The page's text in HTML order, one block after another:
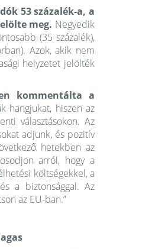
53 százalék-a, a
meg. Negyedik
(35 százalék),
Azok, akik nem
helyzetet jelölték
kommentálta a
hangjukat, hiszen az
választásokon. Az
adjunk, és pozitív
hetekben az
arról, hogy a
költségekkel, a
a biztonsággal. Az
az EU-ban.”